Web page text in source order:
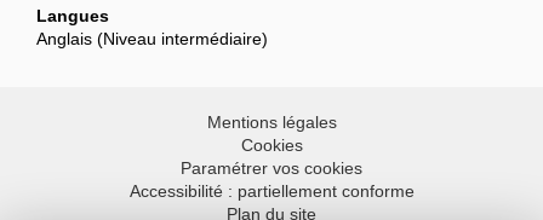
Langues
Anglais (Niveau intermédiaire)
Mentions légales
Cookies
Paramétrer vos cookies
Accessibilité : partiellement conforme
Plan du site